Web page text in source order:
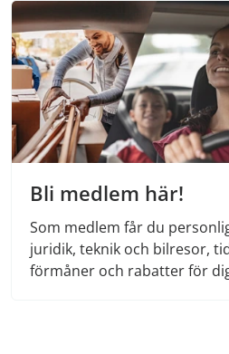
Bli medlem här!
Som medlem får du
juridik, teknik och bilresor,
förmåner och rabatter för